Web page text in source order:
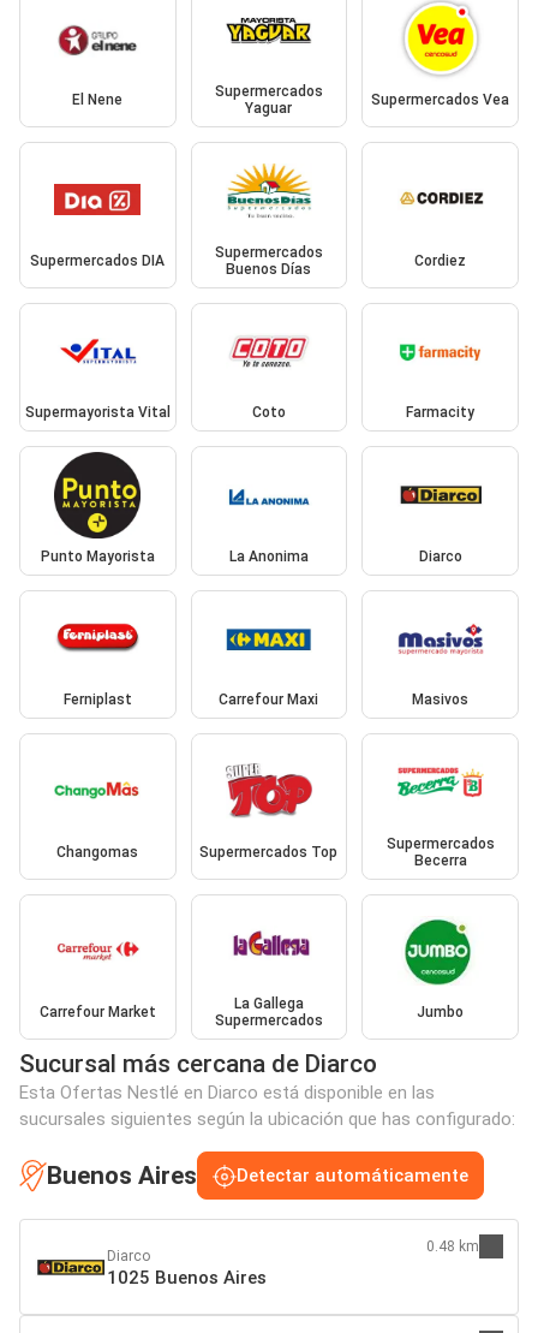
El Nene
Supermercados
Yaguar
Supermercados Vea
Supermercados DIA
Supermercados
Buenos Días
Cordiez
Supermayorista Vital Coto Farmacity
Punto Mayorista La Anonima Diarco
Ferniplast Carrefour Maxi Masivos
Changomas Supermercados Top
Supermercados
Becerra
Carrefour Market
La Gallega
Supermercados
Jumbo
Sucursal más cercana de Diarco
Esta Ofertas Nestlé en Diarco está disponible en las
sucursales siguientes según la ubicación que has configurado:
Buenos Aires Detectar automáticamente
Diarco
1025 Buenos Aires
0.48 km